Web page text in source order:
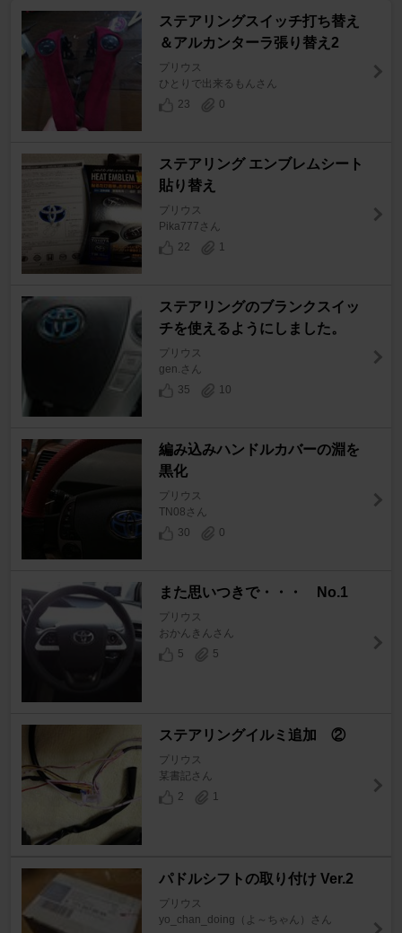
ステアリングスイッチ打ち替え
＆アルカンターラ張り替え2
プリウス
ひとりで出来るもんさん
23
0
ステアリング エンブレムシート
貼り替え
プリウス
Pika777さん
22
1
ステアリングのブランクスイッ
チを使えるようにしました。
プリウス
gen.さん
35
10
編み込みハンドルカバーの淵を
黒化
プリウス
TN08さん
30
0
また思いつきで・・・ No.1
プリウス
おかんきんさん
5
5
ステアリングイルミ追加 ②
プリウス
某書記さん
2
1
パドルシフトの取り付け Ver.2
プリウス
yo_chan_doing（よ～ちゃん）さん